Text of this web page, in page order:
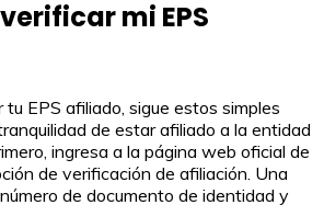
mi EPS
EPS afiliado, sigue estos simples
de estar afiliado a la entidad
ingresa a la página web oficial de
de verificación de afiliación. Una
de documento de identidad y